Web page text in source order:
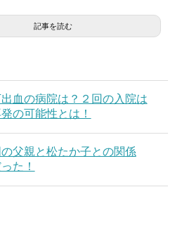
記事を読む
血の病院は？２回の入院は
の可能性とは！
父親と松たか子との関係
た！